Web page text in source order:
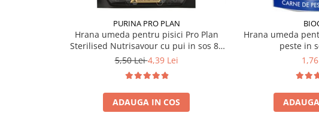
PURINA PRO PLAN
Hrana umeda pentru pisici Pro Plan
Sterilised Nutrisavour cu pui in sos 85
gr
5,50 Lei4,39 Lei
ADAUGA IN COS
Hrana umeda
peste in